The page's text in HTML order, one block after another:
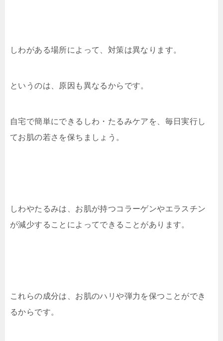
しわがある場所によって、対策は異なります。
というのは、原因も異なるからです。
自宅で簡単にできるしわ・たるみケアを、毎日実行し
てお肌の若さを保ちましょう。
しわやたるみは、お肌が持つコラーゲンやエラスチン
が減少することによってできることがあります。
これらの成分は、お肌のハリや弾力を保つことができ
るからです。